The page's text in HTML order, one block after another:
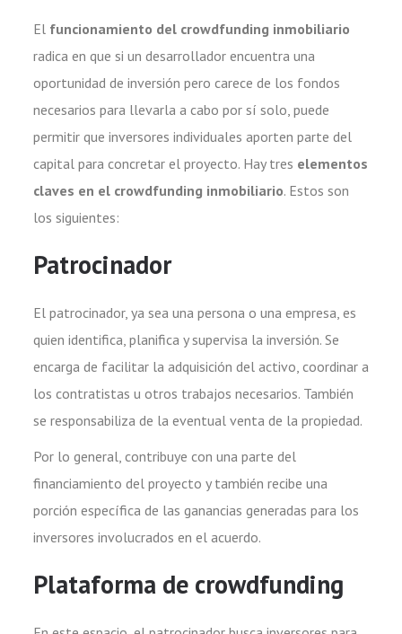
El funcionamiento del crowdfunding inmobiliario
radica en que si un desarrollador encuentra una
oportunidad de inversión pero carece de los fondos
necesarios para llevarla a cabo por sí solo, puede
permitir que inversores individuales aporten parte del
capital para concretar el proyecto. Hay tres elementos
claves en el crowdfunding inmobiliario. Estos son
los siguientes:
Patrocinador
El patrocinador, ya sea una persona o una empresa, es
quien identifica, planifica y supervisa la inversión. Se
encarga de facilitar la adquisición del activo, coordinar a
los contratistas u otros trabajos necesarios. También
se responsabiliza de la eventual venta de la propiedad.
Por lo general, contribuye con una parte del
financiamiento del proyecto y también recibe una
porción específica de las ganancias generadas para los
inversores involucrados en el acuerdo.
Plataforma de crowdfunding